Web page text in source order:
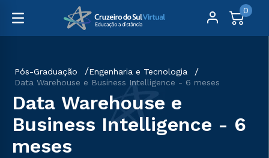
0
Pós-Graduação
Engenharia e Tecnologia
Data Warehouse e Business Intelligence - 6 meses
Data Warehouse e
Business Intelligence - 6
meses